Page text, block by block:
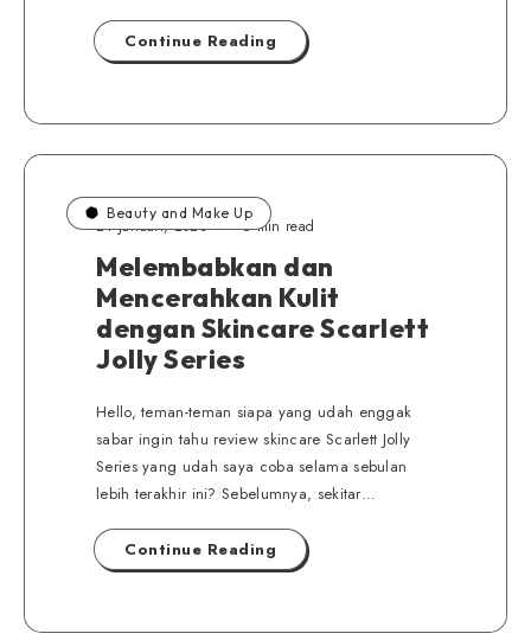
Continue Reading
Beauty and Make Up
24 Januari, 2023 6 min read
Melembabkan dan
Mencerahkan Kulit
dengan Skincare Scarlett
Jolly Series
Hello, teman-teman siapa yang udah enggak
sabar ingin tahu review skincare Scarlett Jolly
Series yang udah saya coba selama sebulan
lebih terakhir ini? Sebelumnya, sekitar…
Continue Reading